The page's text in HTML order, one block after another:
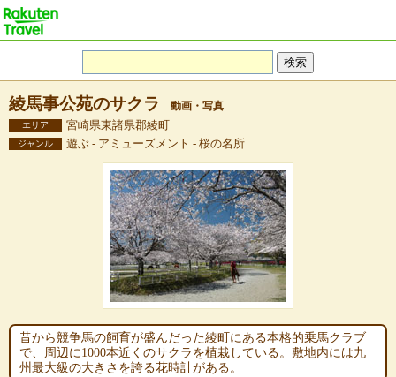
綾馬事公苑のサクラ 動画・写真
エリア 宮崎県東諸県郡綾町
ジャンル 遊ぶ - アミューズメント - 桜の名所
昔から競争馬の飼育が盛んだった綾町にある本格的乗馬クラブ
で、周辺に1000本近くのサクラを植栽している。敷地内には九
州最大級の大きさを誇る花時計がある。